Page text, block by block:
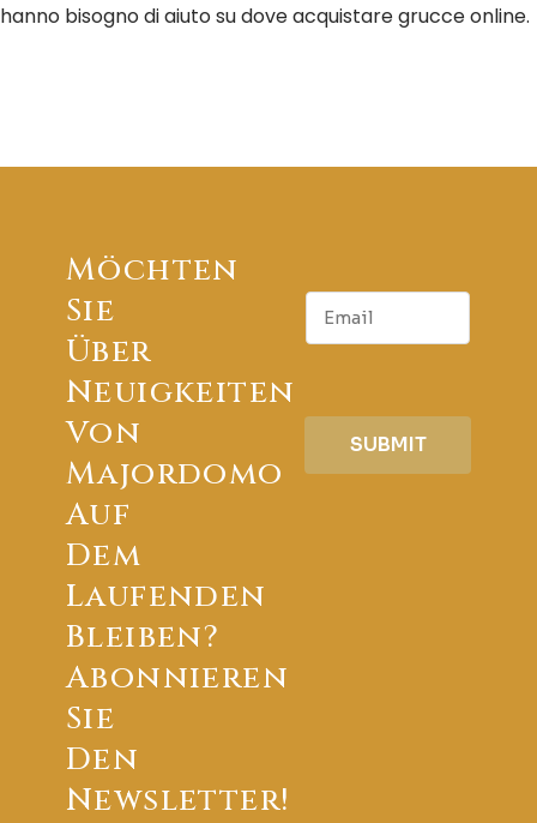
hanno bisogno di aiuto su dove acquistare grucce online.
Möchten
Sie
Über
Neuigkeiten
Von
Majordomo
Auf
Dem
Laufenden
Bleiben?
Abonnieren
Sie
Den
Newsletter!
E
a
SUBMIT